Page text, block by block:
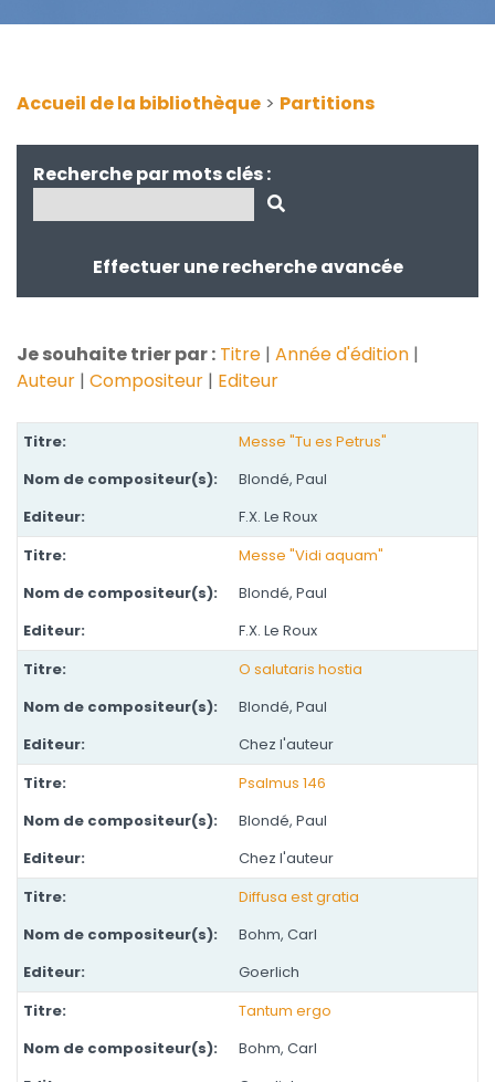
Accueil de la bibliothèque > Partitions
Recherche par mots clés :
Effectuer une recherche avancée
Je souhaite trier par : Titre | Année d'édition |
Auteur | Compositeur | Editeur
Messe "Tu es Petrus"
Blondé, Paul
F.X. Le Roux
Messe "Vidi aquam"
Blondé, Paul
F.X. Le Roux
O salutaris hostia
Blondé, Paul
Chez l'auteur
Psalmus 146
Blondé, Paul
Chez l'auteur
Diffusa est gratia
Bohm, Carl
Goerlich
Tantum ergo
Bohm, Carl